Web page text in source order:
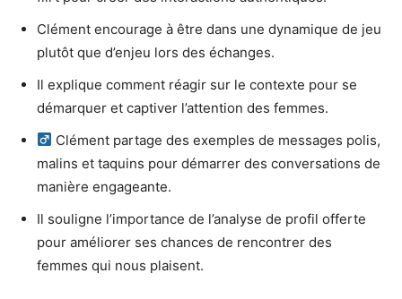
Clément encourage à être dans une dynamique de jeu
plutôt que d’enjeu lors des échanges.
Il explique comment réagir sur le contexte pour se
démarquer et captiver l’attention des femmes.
Clément partage des exemples de messages polis,
malins et taquins pour démarrer des conversations de
manière engageante.
Il souligne l’importance de l’analyse de profil offerte
pour améliorer ses chances de rencontrer des
femmes qui nous plaisent.